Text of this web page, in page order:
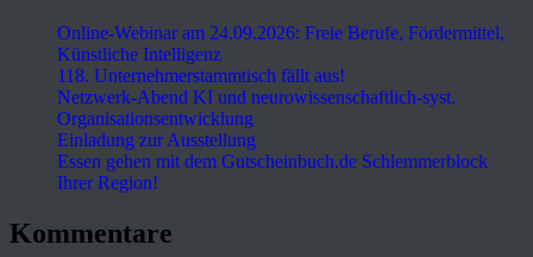
Online-Webinar am 24.09.2026: Freie Berufe, Fördermittel,
Künstliche Intelligenz
118. Unternehmerstammtisch fällt aus!
Netzwerk-Abend KI und neurowissenschaftlich-syst.
Organisationsentwicklung
Einladung zur Ausstellung
Essen gehen mit dem Gutscheinbuch.de Schlemmerblock
Ihrer Region!
Kommentare